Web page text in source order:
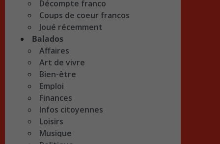
Décompte franco
Coups de coeur francos
Joué récemment
Balados
Affaires
Art de vivre
Bien-être
Emploi
Finances
Infos citoyennes
Loisirs
Musique